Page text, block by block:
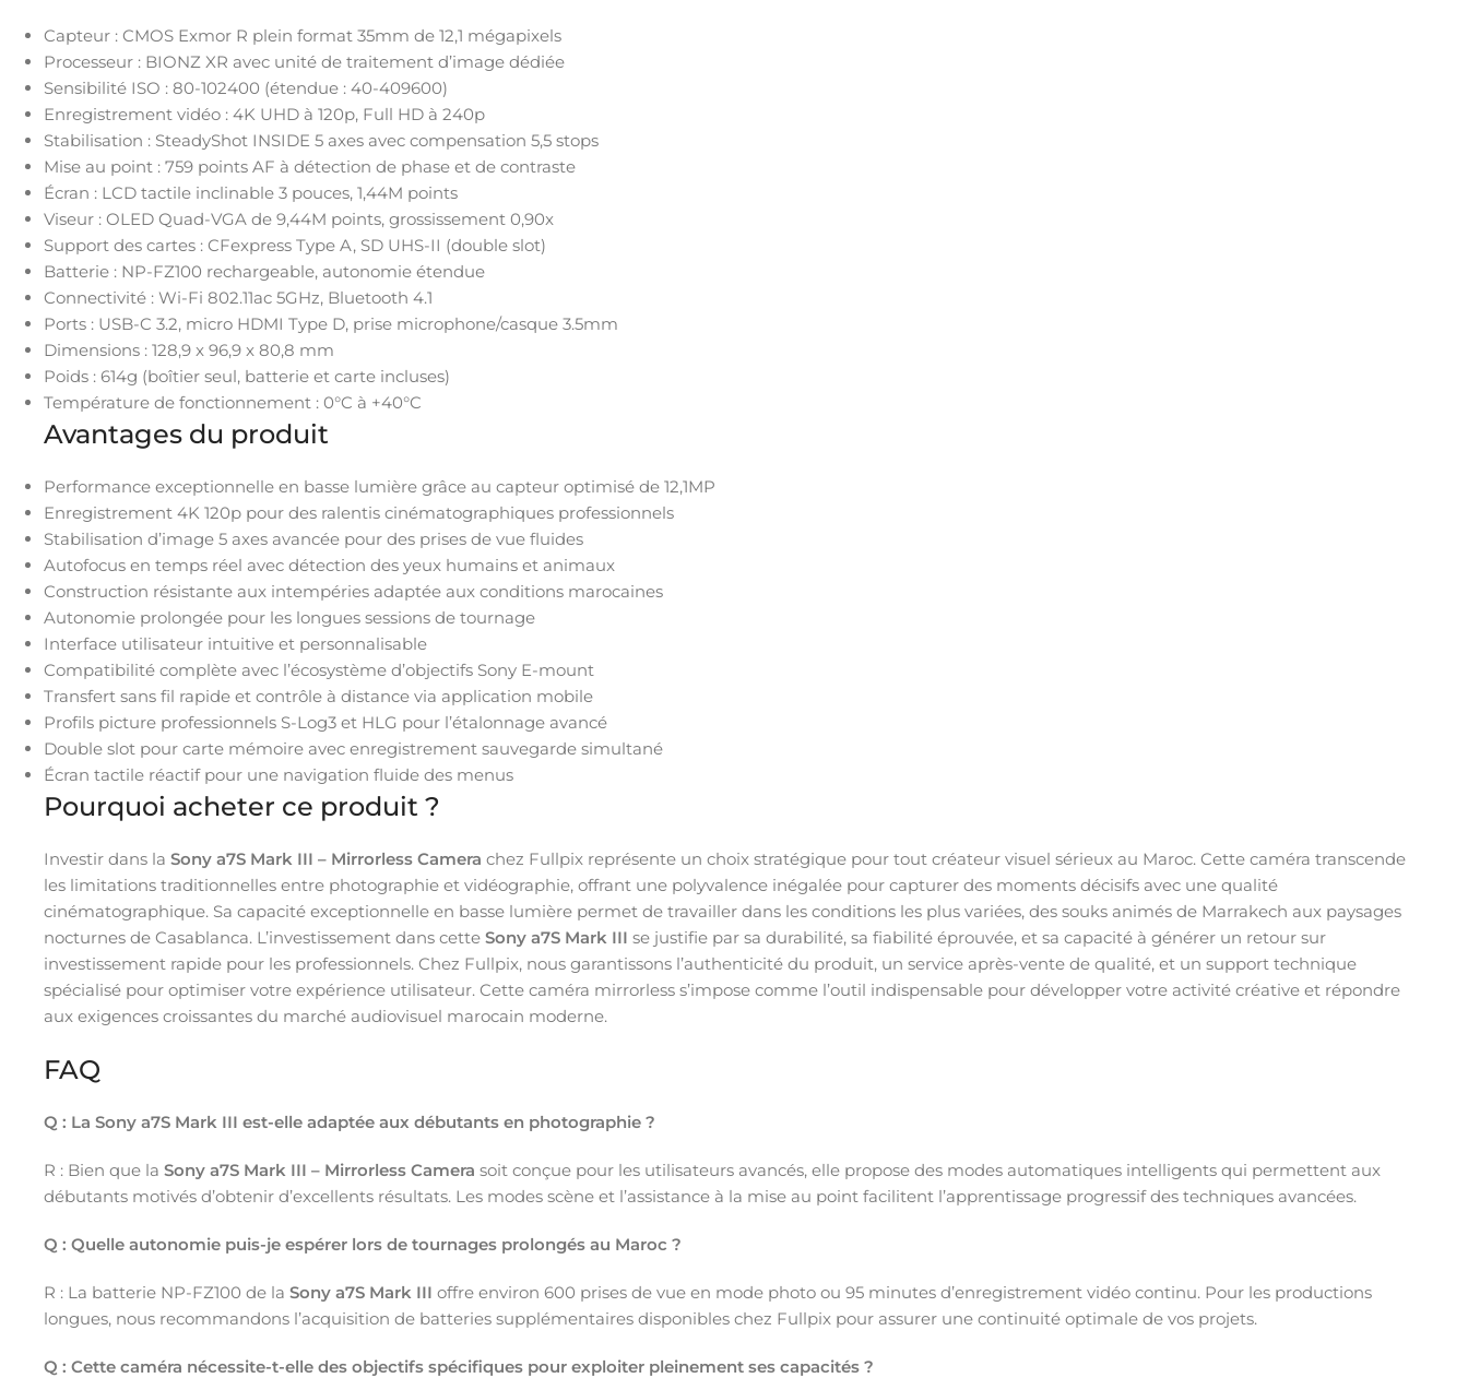
Capteur : CMOS Exmor R plein format 35mm de 12,1 mégapixels
Processeur : BIONZ XR avec unité de traitement d’image dédiée
Sensibilité ISO : 80-102400 (étendue : 40-409600)
Enregistrement vidéo : 4K UHD à 120p, Full HD à 240p
Stabilisation : SteadyShot INSIDE 5 axes avec compensation 5,5 stops
Mise au point : 759 points AF à détection de phase et de contraste
Écran : LCD tactile inclinable 3 pouces, 1,44M points
Viseur : OLED Quad-VGA de 9,44M points, grossissement 0,90x
Support des cartes : CFexpress Type A, SD UHS-II (double slot)
Batterie : NP-FZ100 rechargeable, autonomie étendue
Connectivité : Wi-Fi 802.11ac 5GHz, Bluetooth 4.1
Ports : USB-C 3.2, micro HDMI Type D, prise microphone/casque 3.5mm
Dimensions : 128,9 x 96,9 x 80,8 mm
Poids : 614g (boîtier seul, batterie et carte incluses)
Température de fonctionnement : 0°C à +40°C
Avantages du produit
Performance exceptionnelle en basse lumière grâce au capteur optimisé de 12,1MP
Enregistrement 4K 120p pour des ralentis cinématographiques professionnels
Stabilisation d’image 5 axes avancée pour des prises de vue fluides
Autofocus en temps réel avec détection des yeux humains et animaux
Construction résistante aux intempéries adaptée aux conditions marocaines
Autonomie prolongée pour les longues sessions de tournage
Interface utilisateur intuitive et personnalisable
Compatibilité complète avec l’écosystème d’objectifs Sony E-mount
Transfert sans fil rapide et contrôle à distance via application mobile
Profils picture professionnels S-Log3 et HLG pour l’étalonnage avancé
Double slot pour carte mémoire avec enregistrement sauvegarde simultané
Écran tactile réactif pour une navigation fluide des menus
Pourquoi acheter ce produit ?
Investir dans la Sony a7S Mark III – Mirrorless Camera chez Fullpix représente un choix stratégique pour tout créateur visuel sérieux au Maroc. Cette caméra transcende
les limitations traditionnelles entre photographie et vidéographie, offrant une polyvalence inégalée pour capturer des moments décisifs avec une qualité
cinématographique. Sa capacité exceptionnelle en basse lumière permet de travailler dans les conditions les plus variées, des souks animés de Marrakech aux paysages
nocturnes de Casablanca. L’investissement dans cette Sony a7S Mark III se justifie par sa durabilité, sa fiabilité éprouvée, et sa capacité à générer un retour sur
investissement rapide pour les professionnels. Chez Fullpix, nous garantissons l’authenticité du produit, un service après-vente de qualité, et un support technique
spécialisé pour optimiser votre expérience utilisateur. Cette caméra mirrorless s’impose comme l’outil indispensable pour développer votre activité créative et répondre
aux exigences croissantes du marché audiovisuel marocain moderne.
FAQ
Q : La Sony a7S Mark III est-elle adaptée aux débutants en photographie ?
R : Bien que la Sony a7S Mark III – Mirrorless Camera soit conçue pour les utilisateurs avancés, elle propose des modes automatiques intelligents qui permettent aux
débutants motivés d’obtenir d’excellents résultats. Les modes scène et l’assistance à la mise au point facilitent l’apprentissage progressif des techniques avancées.
Q : Quelle autonomie puis-je espérer lors de tournages prolongés au Maroc ?
R : La batterie NP-FZ100 de la Sony a7S Mark III offre environ 600 prises de vue en mode photo ou 95 minutes d’enregistrement vidéo continu. Pour les productions
longues, nous recommandons l’acquisition de batteries supplémentaires disponibles chez Fullpix pour assurer une continuité optimale de vos projets.
Q : Cette caméra nécessite-t-elle des objectifs spécifiques pour exploiter pleinement ses capacités ?